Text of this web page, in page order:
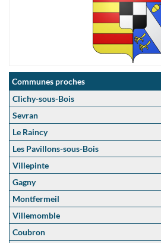
Communes proches
Clichy-sous-Bois
Sevran
Le Raincy
Les Pavillons-sous-Bois
Villepinte
Gagny
Montfermeil
Villemomble
Coubron